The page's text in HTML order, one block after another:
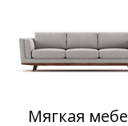
Мягкая